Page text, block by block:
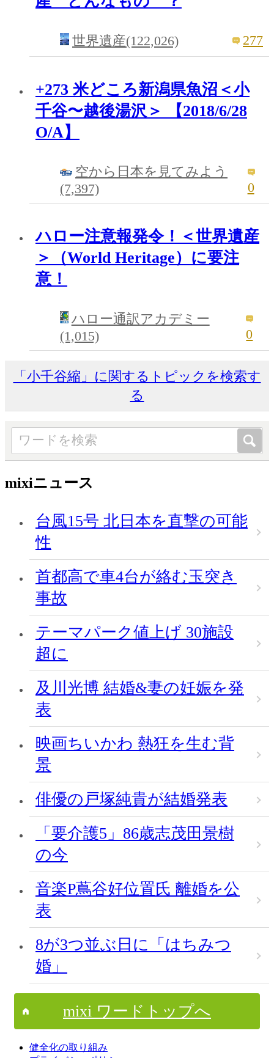
世界遺産(122,026) 277
+273 米どころ新潟県魚沼＜小
千谷〜越後湯沢＞ 【2018/6/28
O/A】
空から日本を見てみよう
(7,397)
0
ハロー注意報発令！＜世界遺産
＞（World Heritage）に要注
意！
ハロー通訳アカデミー
(1,015)
0
「小千谷縮」に関するトピックを検索す
る
mixiニュース
台風15号 北日本を直撃の可能
性
首都高で車4台が絡む玉突き
事故
テーマパーク値上げ 30施設
超に
及川光博 結婚&妻の妊娠を発
表
映画ちいかわ 熱狂を生む背
景
俳優の戸塚純貴が結婚発表
「要介護5」86歳志茂田景樹
の今
音楽P蔦谷好位置氏 離婚を公
表
8が3つ並ぶ日に「はちみつ
婚」
mixi ワードトップへ
健全化の取り組み